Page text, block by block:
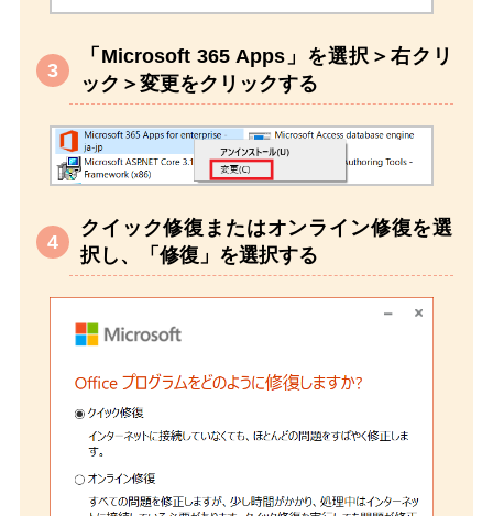
「Microsoft 365 Apps」を選択＞右クリ
ック＞変更をクリックする
クイック修復またはオンライン修復を選
択し、「修復」を選択する